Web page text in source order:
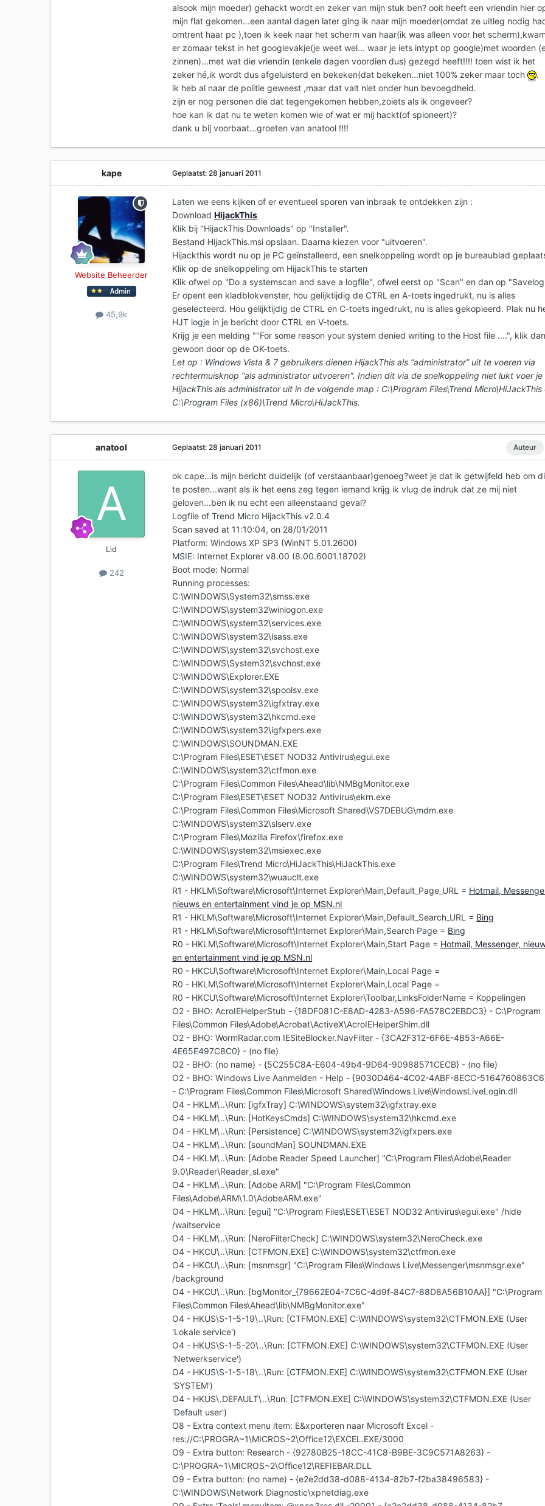
alsook mijn moeder) gehackt wordt en zeker van mijn stuk ben? ooit heeft een vriendin hier
mijn flat gekomen...een aantal dagen later ging ik naar mijn moeder(omdat ze uitleg nodig
omtrent haar pc ),toen ik keek naar het scherm van haar(ik was alleen voor het
er zomaar tekst in het googlevakje(je weet wel... waar je iets intypt op google)met woorden
zinnen)...met wat die vriendin (enkele dagen voordien dus) gezegd heeft!!!! toen wist ik het
zeker hé,ik wordt dus afgeluisterd en bekeken(dat bekeken...niet 100% zeker maar toch
.
ik heb al naar de politie geweest ,maar dat valt niet onder hun bevoegdheid.
zijn er nog personen die dat tegengekomen hebben,zoiets als ik ongeveer?
hoe kan ik dat nu te weten komen wie of wat er mij hackt(of spioneert)?
dank u bij voorbaat...groeten van anatool !!!!
kape
Website Beheerder
45,9k
Geplaatst:28 januari 2011
Laten we eens kijken of er eventueel sporen van inbraak te ontdekken zijn :
DownloadHijackThis
Klik bij "HijackThis Downloads" op "Installer".
Bestand HijackThis.msi opslaan. Daarna kiezen voor "uitvoeren".
Hijackthis wordt nu op je PC geïnstalleerd, een snelkoppeling wordt op je bureaublad
Klik op de snelkoppeling om HijackThis te starten
Klik ofwel op "Do a systemscan and save a logfile", ofwel eerst op "Scan" en dan op
Er opent een kladblokvenster, hou gelijktijdig de CTRL en A-toets ingedrukt, nu is alles
geselecteerd. Hou gelijktijdig de CTRL en C-toets ingedrukt, nu is alles gekopieerd. Plak nu
HJT logje in je bericht door CTRL en V-toets.
Krijg je een melding ""For some reason your system denied writing to the Host file ....", klik
gewoon door op de OK-toets.
Let op : Windows Vista & 7 gebruikers dienen HijackThis als “administrator” uit te voeren via
rechtermuisknop “als administrator uitvoeren". Indien dit via de snelkoppeling niet lukt voer je
HijackThis als administrator uit in de volgende map : C:\Program Files\Trend Micro\HiJackThis
C:\Program Files (x86)\Trend Micro\HiJackThis.
anatool
Lid
242
Auteur
Geplaatst:28 januari 2011
ok cape...is mijn bericht duidelijk (of verstaanbaar)genoeg?weet je dat ik getwijfeld heb om
te posten...want als ik het eens zeg tegen iemand krijg ik vlug de indruk dat ze mij niet
geloven...ben ik nu echt een alleenstaand geval?
Logfile of Trend Micro HijackThis v2.0.4
Scan saved at 11:10:04, on 28/01/2011
Platform: Windows XP SP3 (WinNT 5.01.2600)
MSIE: Internet Explorer v8.00 (8.00.6001.18702)
Boot mode: Normal
Running processes:
C:\WINDOWS\System32\smss.exe
C:\WINDOWS\system32\winlogon.exe
C:\WINDOWS\system32\services.exe
C:\WINDOWS\system32\lsass.exe
C:\WINDOWS\system32\svchost.exe
C:\WINDOWS\System32\svchost.exe
C:\WINDOWS\Explorer.EXE
C:\WINDOWS\system32\spoolsv.exe
C:\WINDOWS\system32\igfxtray.exe
C:\WINDOWS\system32\hkcmd.exe
C:\WINDOWS\system32\igfxpers.exe
C:\WINDOWS\SOUNDMAN.EXE
C:\Program Files\ESET\ESET NOD32 Antivirus\egui.exe
C:\WINDOWS\system32\ctfmon.exe
C:\Program Files\Common Files\Ahead\lib\NMBgMonitor.exe
C:\Program Files\ESET\ESET NOD32 Antivirus\ekrn.exe
C:\Program Files\Common Files\Microsoft Shared\VS7DEBUG\mdm.exe
C:\WINDOWS\system32\slserv.exe
C:\Program Files\Mozilla Firefox\firefox.exe
C:\WINDOWS\system32\msiexec.exe
C:\Program Files\Trend Micro\HiJackThis\HiJackThis.exe
C:\WINDOWS\system32\wuauclt.exe
R1 - HKLM\Software\Microsoft\Internet Explorer\Main,Default_Page_URL = Hotmail,
nieuws en entertainment vind je op MSN.nl
R1 - HKLM\Software\Microsoft\Internet Explorer\Main,Default_Search_URL = Bing
R1 - HKLM\Software\Microsoft\Internet Explorer\Main,Search Page = Bing
R0 - HKLM\Software\Microsoft\Internet Explorer\Main,Start Page = Hotmail, Messenger,
en entertainment vind je op MSN.nl
R0 - HKCU\Software\Microsoft\Internet Explorer\Main,Local Page =
R0 - HKLM\Software\Microsoft\Internet Explorer\Main,Local Page =
R0 - HKCU\Software\Microsoft\Internet Explorer\Toolbar,LinksFolderName = Koppelingen
O2 - BHO: AcroIEHelperStub - {18DF081C-E8AD-4283-A596-FA578C2EBDC3} - C:\Program
Files\Common Files\Adobe\Acrobat\ActiveX\AcroIEHelperShim.dll
O2 - BHO: WormRadar.com IESiteBlocker.NavFilter - {3CA2F312-6F6E-4B53-A66E-
4E65E497C8C0} - (no file)
O2 - BHO: (no name) - {5C255C8A-E604-49b4-9D64-90988571CECB} - (no file)
O2 - BHO: Windows Live Aanmelden - Help - {9030D464-4C02-4ABF-8ECC-
- C:\Program Files\Common Files\Microsoft Shared\Windows Live\WindowsLiveLogin.dll
O4 - HKLM\..\Run: [igfxTray] C:\WINDOWS\system32\igfxtray.exe
O4 - HKLM\..\Run: [HotKeysCmds] C:\WINDOWS\system32\hkcmd.exe
O4 - HKLM\..\Run: [Persistence] C:\WINDOWS\system32\igfxpers.exe
O4 - HKLM\..\Run: [soundMan] SOUNDMAN.EXE
O4 - HKLM\..\Run: [Adobe Reader Speed Launcher] "C:\Program Files\Adobe\Reader
9.0\Reader\Reader_sl.exe"
O4 - HKLM\..\Run: [Adobe ARM] "C:\Program Files\Common
Files\Adobe\ARM\1.0\AdobeARM.exe"
O4 - HKLM\..\Run: [egui] "C:\Program Files\ESET\ESET NOD32 Antivirus\egui.exe" /hide
/waitservice
O4 - HKLM\..\Run: [NeroFilterCheck] C:\WINDOWS\system32\NeroCheck.exe
O4 - HKCU\..\Run: [CTFMON.EXE] C:\WINDOWS\system32\ctfmon.exe
O4 - HKCU\..\Run: [msnmsgr] "C:\Program Files\Windows Live\Messenger\msnmsgr.exe"
/background
O4 - HKCU\..\Run: [bgMonitor_{79662E04-7C6C-4d9f-84C7-88D8A56B10AA}] "C:\Program
Files\Common Files\Ahead\lib\NMBgMonitor.exe"
O4 - HKUS\S-1-5-19\..\Run: [CTFMON.EXE] C:\WINDOWS\system32\CTFMON.EXE (User
'Lokale service')
O4 - HKUS\S-1-5-20\..\Run: [CTFMON.EXE] C:\WINDOWS\system32\CTFMON.EXE (User
'Netwerkservice')
O4 - HKUS\S-1-5-18\..\Run: [CTFMON.EXE] C:\WINDOWS\system32\CTFMON.EXE (User
'SYSTEM')
O4 - HKUS\.DEFAULT\..\Run: [CTFMON.EXE] C:\WINDOWS\system32\CTFMON.EXE (User
'Default user')
O8 - Extra context menu item: E&xporteren naar Microsoft Excel -
res://C:\PROGRA~1\MICROS~2\Office12\EXCEL.EXE/3000
O9 - Extra button: Research - {92780B25-18CC-41C8-B9BE-3C9C571A8263} -
C:\PROGRA~1\MICROS~2\Office12\REFIEBAR.DLL
O9 - Extra button: (no name) - {e2e2dd38-d088-4134-82b7-f2ba38496583} -
C:\WINDOWS\Network Diagnostic\xpnetdiag.exe